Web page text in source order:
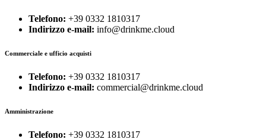
Telefono: +39 0332 1810317
Indirizzo e-mail: info@drinkme.cloud
Commerciale e ufficio acquisti
Telefono: +39 0332 1810317
Indirizzo e-mail: commercial@drinkme.cloud
Amministrazione
Telefono: +39 0332 1810317